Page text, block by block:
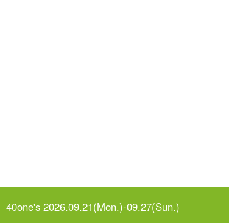
40one's 2026.09.21(Mon.)-09.27(Sun.)